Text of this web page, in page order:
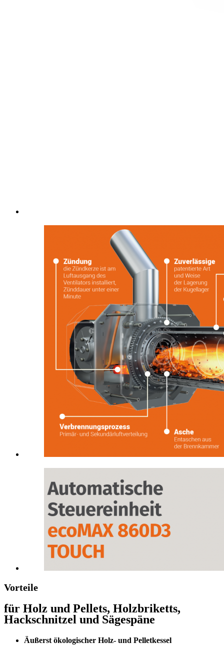
Vorteile
für Holz und Pellets, Holzbriketts,
Hackschnitzel und Sägespäne
Äußerst ökologischer Holz- und Pelletkessel